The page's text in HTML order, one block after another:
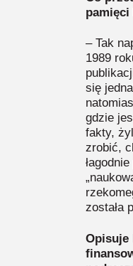
– Tak
1989
się
gdzie
fakty,
zrobić,
została
Opisuje